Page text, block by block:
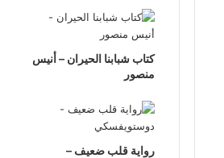
كتاب شبابنا الحيران – أنيس
منصور
رواية قلب ضعيف –